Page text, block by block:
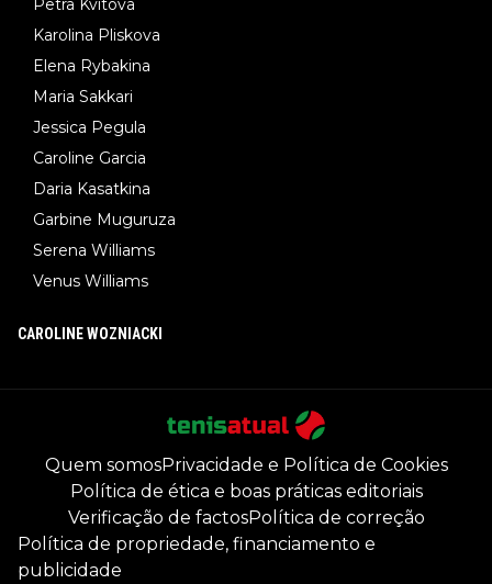
Petra Kvitova
Karolina Pliskova
Elena Rybakina
Maria Sakkari
Jessica Pegula
Caroline Garcia
Daria Kasatkina
Garbine Muguruza
Serena Williams
Venus Williams
CAROLINE WOZNIACKI
Quem somosPrivacidade e Política de Cookies
Política de ética e boas práticas editoriais
Verificação de factosPolítica de correção
Política de propriedade, financiamento e
publicidade